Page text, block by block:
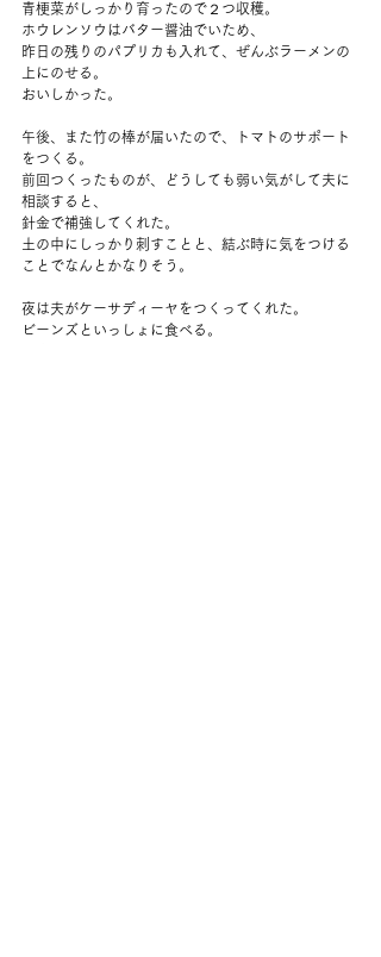
青梗菜がしっかり育ったので２つ収穫。
ホウレンソウはバター醤油でいため、
昨日の残りのパプリカも入れて、ぜんぶラーメンの
上にのせる。
おいしかった。
午後、また竹の棒が届いたので、トマトのサポート
をつくる。
前回つくったものが、どうしても弱い気がして夫に
相談すると、
針金で補強してくれた。
土の中にしっかり刺すことと、結ぶ時に気をつける
ことでなんとかなりそう。
夜は夫がケーサディーヤをつくってくれた。
ビーンズといっしょに食べる。